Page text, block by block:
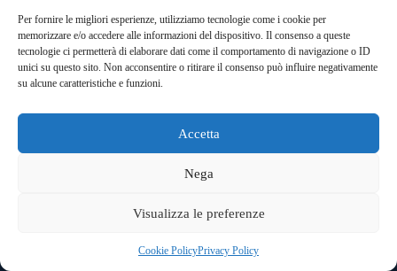
Per fornire le migliori esperienze, utilizziamo tecnologie come i cookie per
memorizzare e/o accedere alle informazioni del dispositivo. Il consenso a queste
tecnologie ci permetterà di elaborare dati come il comportamento di navigazione o ID
unici su questo sito. Non acconsentire o ritirare il consenso può influire negativamente
su alcune caratteristiche e funzioni.
Accetta
Nega
Visualizza le preferenze
Cookie PolicyPrivacy Policy
Copyright © 2026 Clouds&Training Srl
Sede operativa: Via Paisiello 110, Cinisello Balsamo (MI) -
Partita Iva e Codice Fiscale: 09909410962